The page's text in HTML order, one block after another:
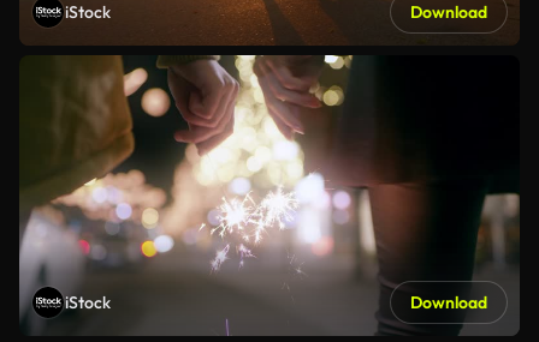
iStock Download
iStock Download